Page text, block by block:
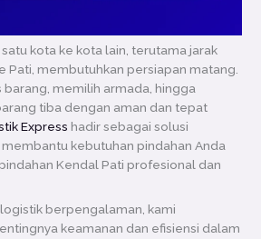
kota ke kota lain, terutama jarak
Pati, membutuhkan persiapan matang.
memilih armada, hingga
tiba dengan aman dan tepat
Express hadir sebagai solusi
kebutuhan pindahan Anda
Kendal Pati profesional dan
berpengalaman, kami
keamanan dan efisiensi dalam